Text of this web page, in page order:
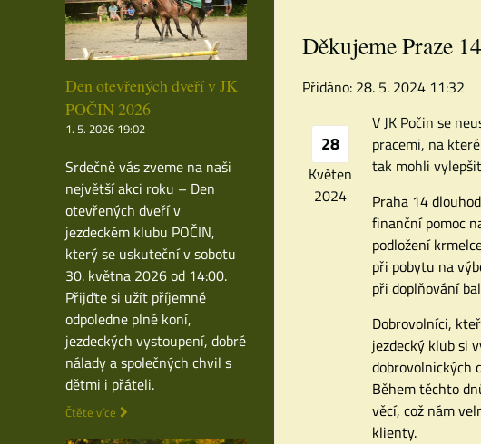
Děkujeme Praze
Přidáno: 28. 5. 2024 11:32
28
Květen
2024
V JK Počin se
pracemi, na
tak mohli
Praha 14
finanční pomoc
podložení
při pobytu na
při doplňování
Dobrovolníci,
jezdecký klub si
dobrovolnických
Během těchto
věcí, což nám
klienty.
Den otevřených dveří v JK
POČIN 2026
1. 5. 2026 19:02
Srdečně vás zveme na naši
největší akci roku – Den
otevřených dveří v
jezdeckém klubu POČIN,
který se uskuteční v sobotu
30. května 2026 od 14:00.
Přijďte si užít příjemné
odpoledne plné koní,
jezdeckých vystoupení, dobré
nálady a společných chvil s
dětmi i přáteli.
Čtěte více